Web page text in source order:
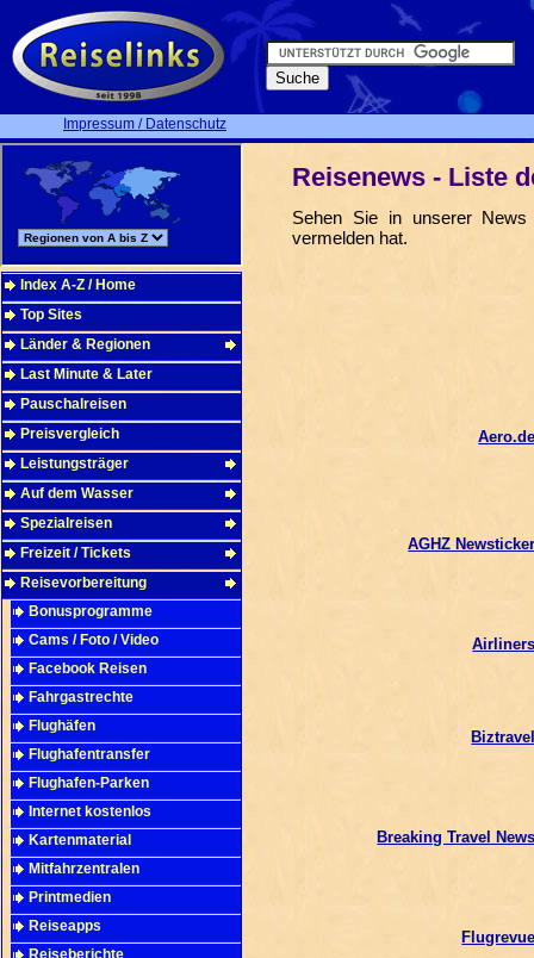
Impressum / Datenschutz
Index A-Z / Home
Top Sites
Länder & Regionen
Last Minute & Later
Pauschalreisen
Preisvergleich
Leistungsträger
Auf dem Wasser
Spezialreisen
Freizeit / Tickets
Reisevorbereitung
Bonusprogramme
Cams / Foto / Video
Facebook Reisen
Fahrgastrechte
Flughäfen
Flughafentransfer
Flughafen-Parken
Internet kostenlos
Kartenmaterial
Mitfahrzentralen
Printmedien
Reiseapps
Reiseberichte
Reisenews - Liste
Sehen Sie in unserer
vermelden hat.
AGHZ
Breaking Travel